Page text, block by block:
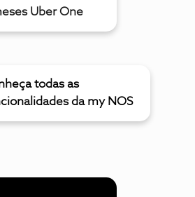
Uber One
todas as
da my NOS